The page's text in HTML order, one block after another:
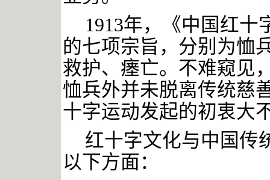
1913年，《中国红十
的七项宗旨，分别为恤
救护、瘗亡。不难窥见
恤兵外并未脱离传统慈
十字运动发起的初衷大
红十字文化与中国传
以下方面：